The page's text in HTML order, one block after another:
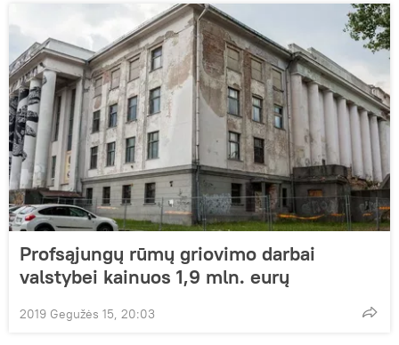
Profsąjungų rūmų griovimo darbai
valstybei kainuos 1,9 mln. eurų
2019 Gegužės 15, 20:03